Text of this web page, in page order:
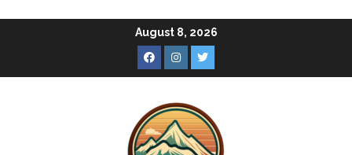
August 8, 2026
Facebook
Instagram
Twitter